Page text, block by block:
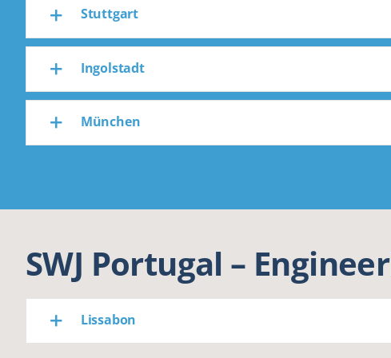
Stuttgart
Ingolstadt
München
SWJ Portugal –
Lissabon